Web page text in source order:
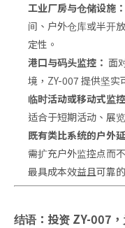
工业厂房与仓储设施：
间、户外仓库或半开
定性。
港口与码头监控： 面
境，ZY-007 提供坚实
临时活动或移动式监控
适合于短期活动、展
既有类比系统的户外
需扩充户外监控点而
最具成本效益且可靠
结语：投资 ZY-007